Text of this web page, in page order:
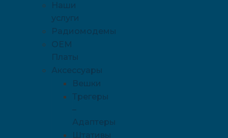
Наши
услуги
Радиомодемы
OEM
Платы
Аксессуары
Вешки
Трегеры
–
Адаптеры
Штативы